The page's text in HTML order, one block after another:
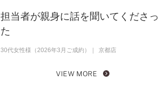
担当者が親身に話を聞いてくださっ
た
30代女性様（2026年3月ご成約） 京都店
VIEW MORE